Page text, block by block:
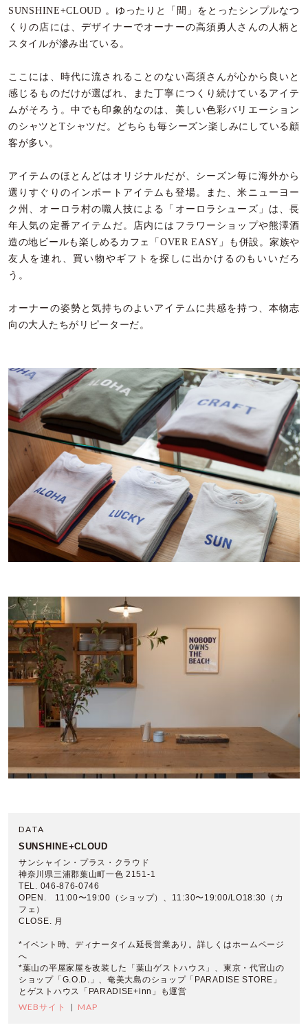
SUNSHINE+CLOUD 。ゆったりと「間」をとったシンプルなつ
くりの店には、デザイナーでオーナーの高須勇人さんの人柄と
スタイルが滲み出ている。
ここには、時代に流されることのない高須さんが心から良いと
感じるものだけが選ばれ、また丁寧につくり続けているアイテ
ムがそろう。中でも印象的なのは、美しい色彩バリエーション
のシャツとTシャツだ。どちらも毎シーズン楽しみにしている顧
客が多い。
アイテムのほとんどはオリジナルだが、シーズン毎に海外から
選りすぐりのインポートアイテムも登場。また、米ニューヨー
ク州、オーロラ村の職人技による「オーロラシューズ」は、長
年人気の定番アイテムだ。店内にはフラワーショップや熊澤酒
造の地ビールも楽しめるカフェ「OVER EASY」も併設。家族や
友人を連れ、買い物やギフトを探しに出かけるのもいいだろ
う。
オーナーの姿勢と気持ちのよいアイテムに共感を持つ、本物志
向の大人たちがリピーターだ。
DATA
SUNSHINE+CLOUD
サンシャイン・プラス・クラウド
神奈川県三浦郡葉山町一色 2151-1
TEL. 046-876-0746
OPEN. 11:00〜19:00（ショップ）、11:30〜19:00/LO18:30（カ
フェ）
CLOSE. 月
*イベント時、ディナータイム延長営業あり。詳しくはホームページ
へ
*葉山の平屋家屋を改装した「葉山ゲストハウス」、東京・代官山の
ショップ「G.O.D.」、奄美大島のショップ「PARADISE STORE」
とゲストハウス「PARADISE+inn」も運営
WEBサイト MAP